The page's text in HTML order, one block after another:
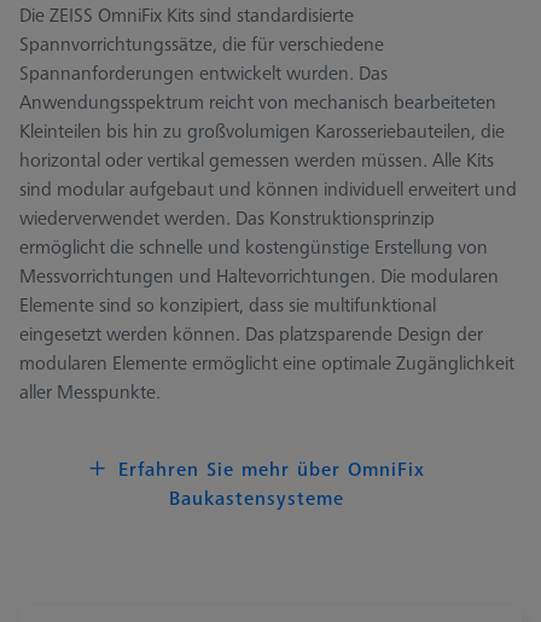
Die ZEISS OmniFix Kits sind standardisierte
Spannvorrichtungssätze, die für verschiedene
Spannanforderungen entwickelt wurden. Das
Anwendungsspektrum reicht von mechanisch bearbeiteten
Kleinteilen bis hin zu großvolumigen Karosseriebauteilen, die
horizontal oder vertikal gemessen werden müssen. Alle Kits
sind modular aufgebaut und können individuell erweitert und
wiederverwendet werden. Das Konstruktionsprinzip
ermöglicht die schnelle und kostengünstige Erstellung von
Messvorrichtungen und Haltevorrichtungen. Die modularen
Elemente sind so konzipiert, dass sie multifunktional
eingesetzt werden können. Das platzsparende Design der
modularen Elemente ermöglicht eine optimale Zugänglichkeit
aller Messpunkte.
Erfahren Sie mehr über OmniFix
Baukastensysteme